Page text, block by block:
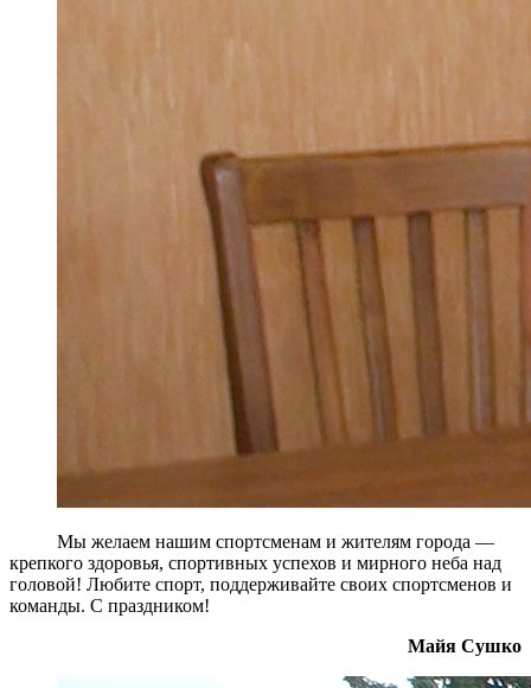
Мы желаем нашим спортсменам и жителям города —
крепкого здоровья, спортивных успехов и мирного неба над
головой! Любите спорт, поддерживайте своих спортсменов и
команды. С праздником!
Майя Сушко